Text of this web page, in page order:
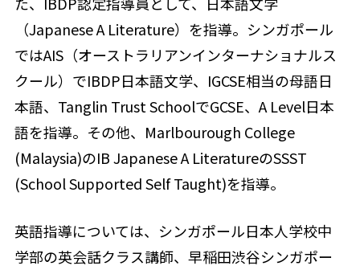
（Japanese A Literature）を指導。シンガポール
ではAIS（オーストラリアンインターナショナルス
クール）でIBDP日本語文学、IGCSE相当の母語日
本語、Tanglin Trust SchoolでGCSE、A Level日本
語を指導。その他、Marlbourough College
(Malaysia)のIB Japanese A LiteratureのSSST
(School Supported Self Taught)を指導。
英語指導については、シンガポール日本人学校中
学部の英会話クラス講師、早稲田渋谷シンガポー